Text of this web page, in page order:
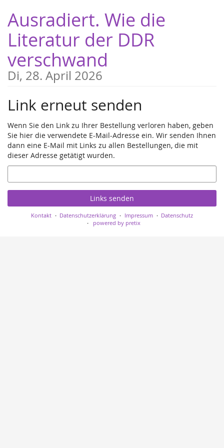
Haupt-
Inhalt
springen
Ausradiert. Wie die
Literatur der DDR
verschwand
Di, 28. April 2026
Link erneut senden
Wenn Sie den Link zu Ihrer Bestellung verloren haben, geben
Sie hier die verwendete E-Mail-Adresse ein. Wir senden Ihnen
dann eine E-Mail mit Links zu allen Bestellungen, die mit
dieser Adresse getätigt wurden.
E-
Mail
Links senden
Kontakt Datenschutzerklärung Impressum
Datenschutz
powered by pretix